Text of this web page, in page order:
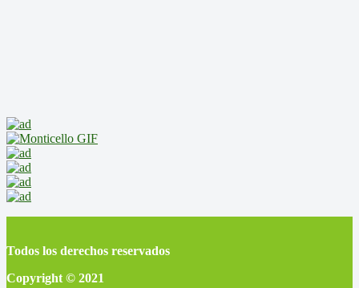
Todos los derechos reservados
Copyright © 2021